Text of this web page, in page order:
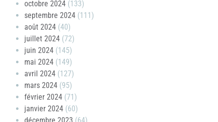
octobre 2024 (133)
septembre 2024 (111)
août 2024 (40)
juillet 2024 (72)
juin 2024 (145)
mai 2024 (149)
avril 2024 (127)
mars 2024 (95)
février 2024 (71)
janvier 2024 (60)